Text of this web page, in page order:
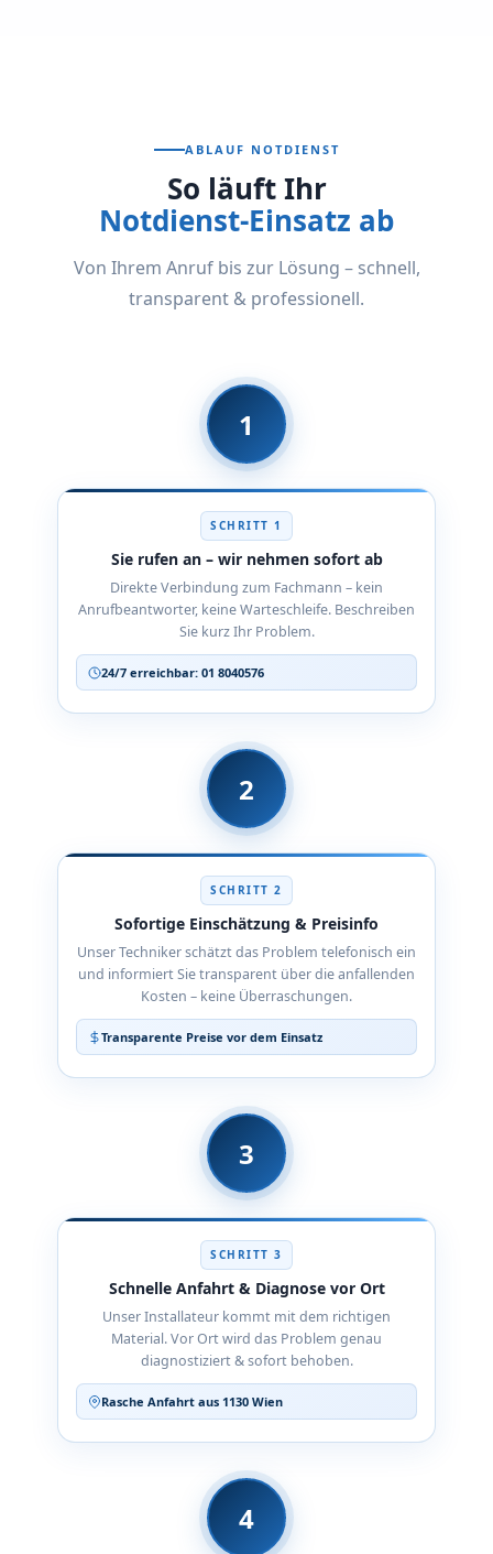
ABLAUF NOTDIENST
So läuft Ihr
Notdienst-Einsatz ab
Von Ihrem Anruf bis zur Lösung – schnell,
transparent & professionell.
1
SCHRITT 1
Sie rufen an – wir nehmen sofort ab
Direkte Verbindung zum Fachmann – kein
Anrufbeantworter, keine Warteschleife. Beschreiben
Sie kurz Ihr Problem.
24/7 erreichbar: 01 8040576
2
SCHRITT 2
Sofortige Einschätzung & Preisinfo
Unser Techniker schätzt das Problem telefonisch ein
und informiert Sie transparent über die anfallenden
Kosten – keine Überraschungen.
Transparente Preise vor dem Einsatz
3
SCHRITT 3
Schnelle Anfahrt & Diagnose vor Ort
Unser Installateur kommt mit dem richtigen
Material. Vor Ort wird das Problem genau
diagnostiziert & sofort behoben.
Rasche Anfahrt aus 1130 Wien
4